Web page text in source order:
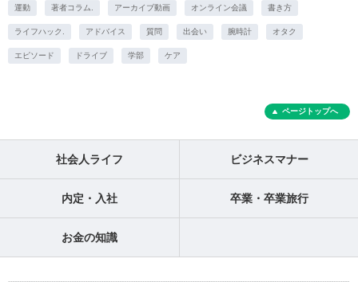
運動 著者コラム. アーカイブ動画 オンライン会議 書き方
ライフハック. アドバイス 質問 出会い 腕時計 オタク
エピソード ドライブ 学部 ケア
ページトップへ
社会人ライフ ビジネスマナー
内定・入社 卒業・卒業旅行
お金の知識